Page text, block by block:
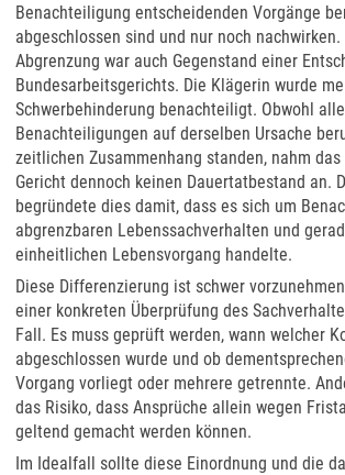
Benachteiligung entscheidenden Vorgänge
abgeschlossen sind und nur noch nachwirken.
Abgrenzung war auch Gegenstand einer
Bundesarbeitsgerichts. Die Klägerin wurde
Schwerbehinderung benachteiligt. Obwohl alle
Benachteiligungen auf derselben Ursache
zeitlichen Zusammenhang standen, nahm das
Gericht dennoch keinen Dauertatbestand an.
begründete dies damit, dass es sich um
abgrenzbaren Lebenssachverhalten und
einheitlichen Lebensvorgang handelte.
Diese Differenzierung ist schwer
einer konkreten Überprüfung des
Fall. Es muss geprüft werden, wann welcher
abgeschlossen wurde und ob
Vorgang vorliegt oder mehrere getrennte.
das Risiko, dass Ansprüche allein wegen
geltend gemacht werden können.
Im Idealfall sollte diese Einordnung und die